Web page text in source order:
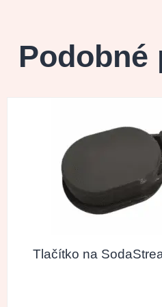
Podobné
Tlačítko na